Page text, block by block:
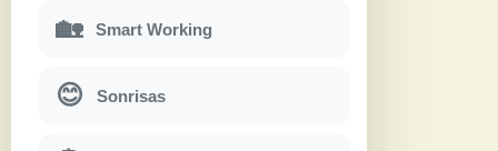
🏡 Smart Working
😊 Sonrisas